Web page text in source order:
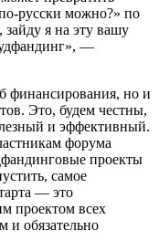
русски можно?» по
я на эту вашу
—
финансирования, но и
Это, будем честны,
и эффективный.
форума
проекты
самое
— это
проектом всех
и обязательно